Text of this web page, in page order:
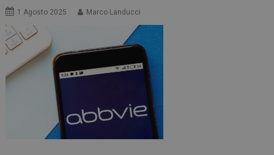
1 Agosto 2025 Marco Landucci